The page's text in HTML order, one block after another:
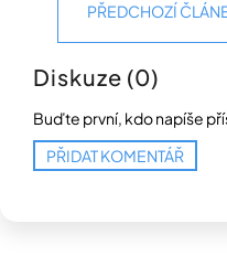
PŘEDCHOZÍ
Diskuze (0)
Buďte první, kdo napíše
PŘIDAT KOMENTÁŘ